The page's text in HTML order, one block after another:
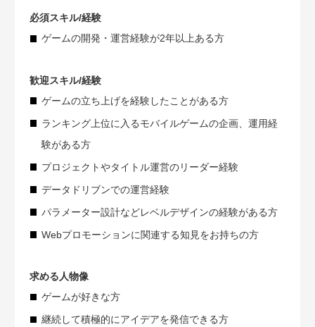
必須スキル/経験
ゲームの開発・運営経験が2年以上ある方
歓迎スキル/経験
ゲームの立ち上げを経験したことがある方
ランキング上位に入るモバイルゲームの企画、運用経
験がある方
プロジェクトやタイトル運営のリーダー経験
データドリブンでの運営経験
パラメーター設計などレベルデザインの経験がある方
Webプロモーションに関連する知見をお持ちの方
求める人物像
ゲームが好きな方
継続して積極的にアイデアを発信できる方